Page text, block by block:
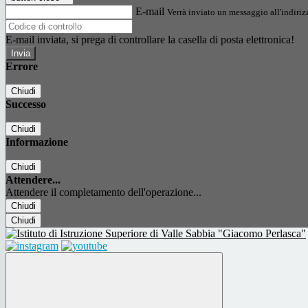
E-mail Verrà inviato un messaggio
E-mail inviata, si prega di controllare la casella di posta elettronica!
Errore
Chiudi
Successo
Chiudi
Informazione
Chiudi
Attendere...
Attendere il completamento dell'operazione...
Chiudi
Chiudi